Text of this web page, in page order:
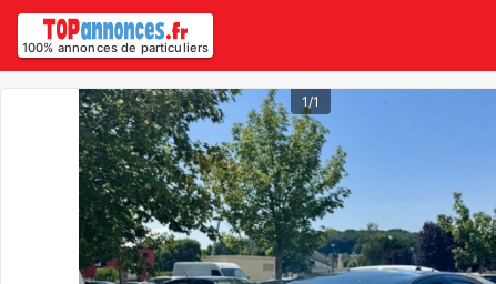
100% annonces de particuliers
1/1